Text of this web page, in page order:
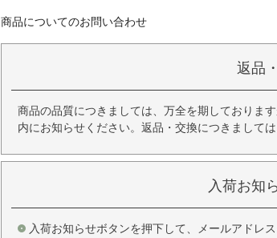
商品についてのお問い合わせ
返品
商品の品質につきましては、万全を期しておりま
内にお知らせください。返品・交換につきまして
入荷お知
入荷お知らせボタンを押下して、メールアドレス